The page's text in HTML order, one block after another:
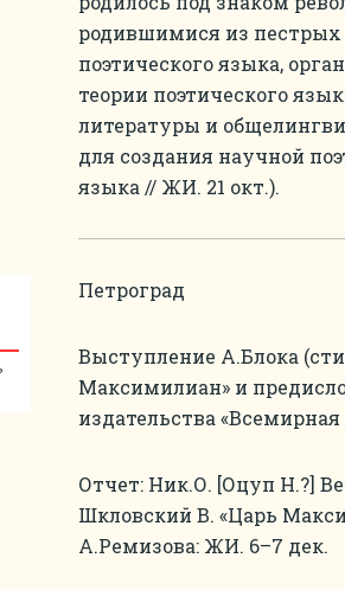
родившимися из пестрых
поэтического языка,
теории поэтического
литературы и
для создания научной
языка // ЖИ. 21 окт.).
Петроград
Выступление А.Блока
Максимилиан» и
издательства «Всемирная
Отчет: Ник.О. [Оцуп Н.?]
Шкловский В. «Царь
А.Ремизова: ЖИ. 6–7 дек.